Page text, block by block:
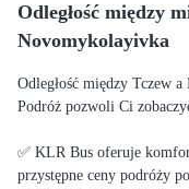
Odległość między
Novomykolayivka
Odległość między Tczew
Podróż pozwoli Ci
✅ KLR Bus oferuje
przystępne ceny podróży